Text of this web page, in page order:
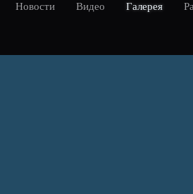
Новости Видео Галерея